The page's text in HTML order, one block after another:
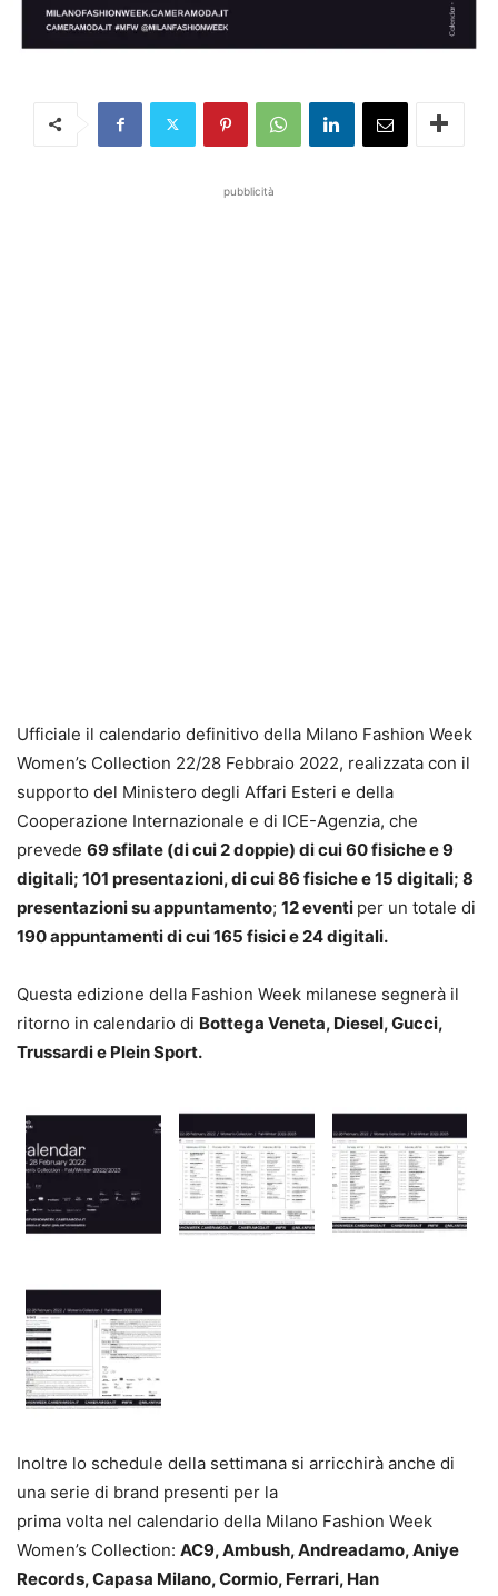
pubblicità
Ufficiale il calendario definitivo della Milano Fashion Week
Women’s Collection 22/28 Febbraio 2022, realizzata con il
supporto del Ministero degli Affari Esteri e della
Cooperazione Internazionale e di ICE-Agenzia, che
prevede 69 sfilate (di cui 2 doppie) di cui 60 fisiche e 9
digitali; 101 presentazioni, di cui 86 fisiche e 15 digitali; 8
presentazioni su appuntamento; 12 eventi per un totale di
190 appuntamenti di cui 165 fisici e 24 digitali.
Questa edizione della Fashion Week milanese segnerà il
ritorno in calendario di Bottega Veneta, Diesel, Gucci,
Trussardi e Plein Sport.
Inoltre lo schedule della settimana si arricchirà anche di
una serie di brand presenti per la
prima volta nel calendario della Milano Fashion Week
Women’s Collection: AC9, Ambush, Andreadamo, Aniye
Records, Capasa Milano, Cormio, Ferrari, Han